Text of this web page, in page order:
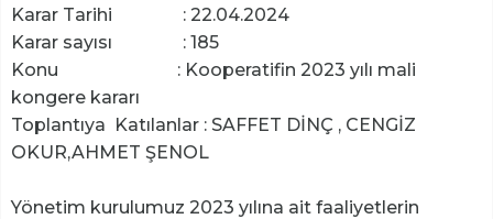
Karar Tarihi : 22.04.2024
Karar sayısı : 185
Konu : Kooperatifin 2023 yılı mali
kongere kararı
Toplantıya Katılanlar : SAFFET DİNÇ , CENGİZ
OKUR,AHMET ŞENOL
Yönetim kurulumuz 2023 yılına ait faaliyetlerin